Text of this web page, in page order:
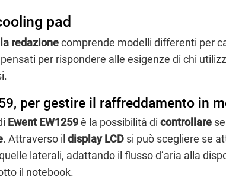
pad
redazionecomprende modelli differenti per
per rispondere alle esigenze di chi
per gestire il raffreddamento in
Ewent EW1259è la possibilità di controllare
. Attraverso il display LCD si può scegliere se
laterali, adattando il flusso d’aria alla
il notebook.